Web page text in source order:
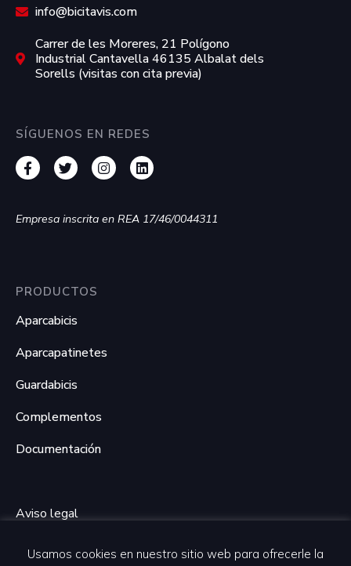
info@bicitavis.com
Carrer de les Moreres, 21 Polígono
Industrial Cantavella 46135 Albalat dels
Sorells (visitas con cita previa)
SÍGUENOS EN REDES
Empresa inscrita en REA 17/46/0044311
PRODUCTOS
Aparcabicis
Aparcapatinetes
Guardabicis
Complementos
Documentación
Aviso legal
Política de privacidad
Usamos cookies en nuestro sitio web para ofrecerle la